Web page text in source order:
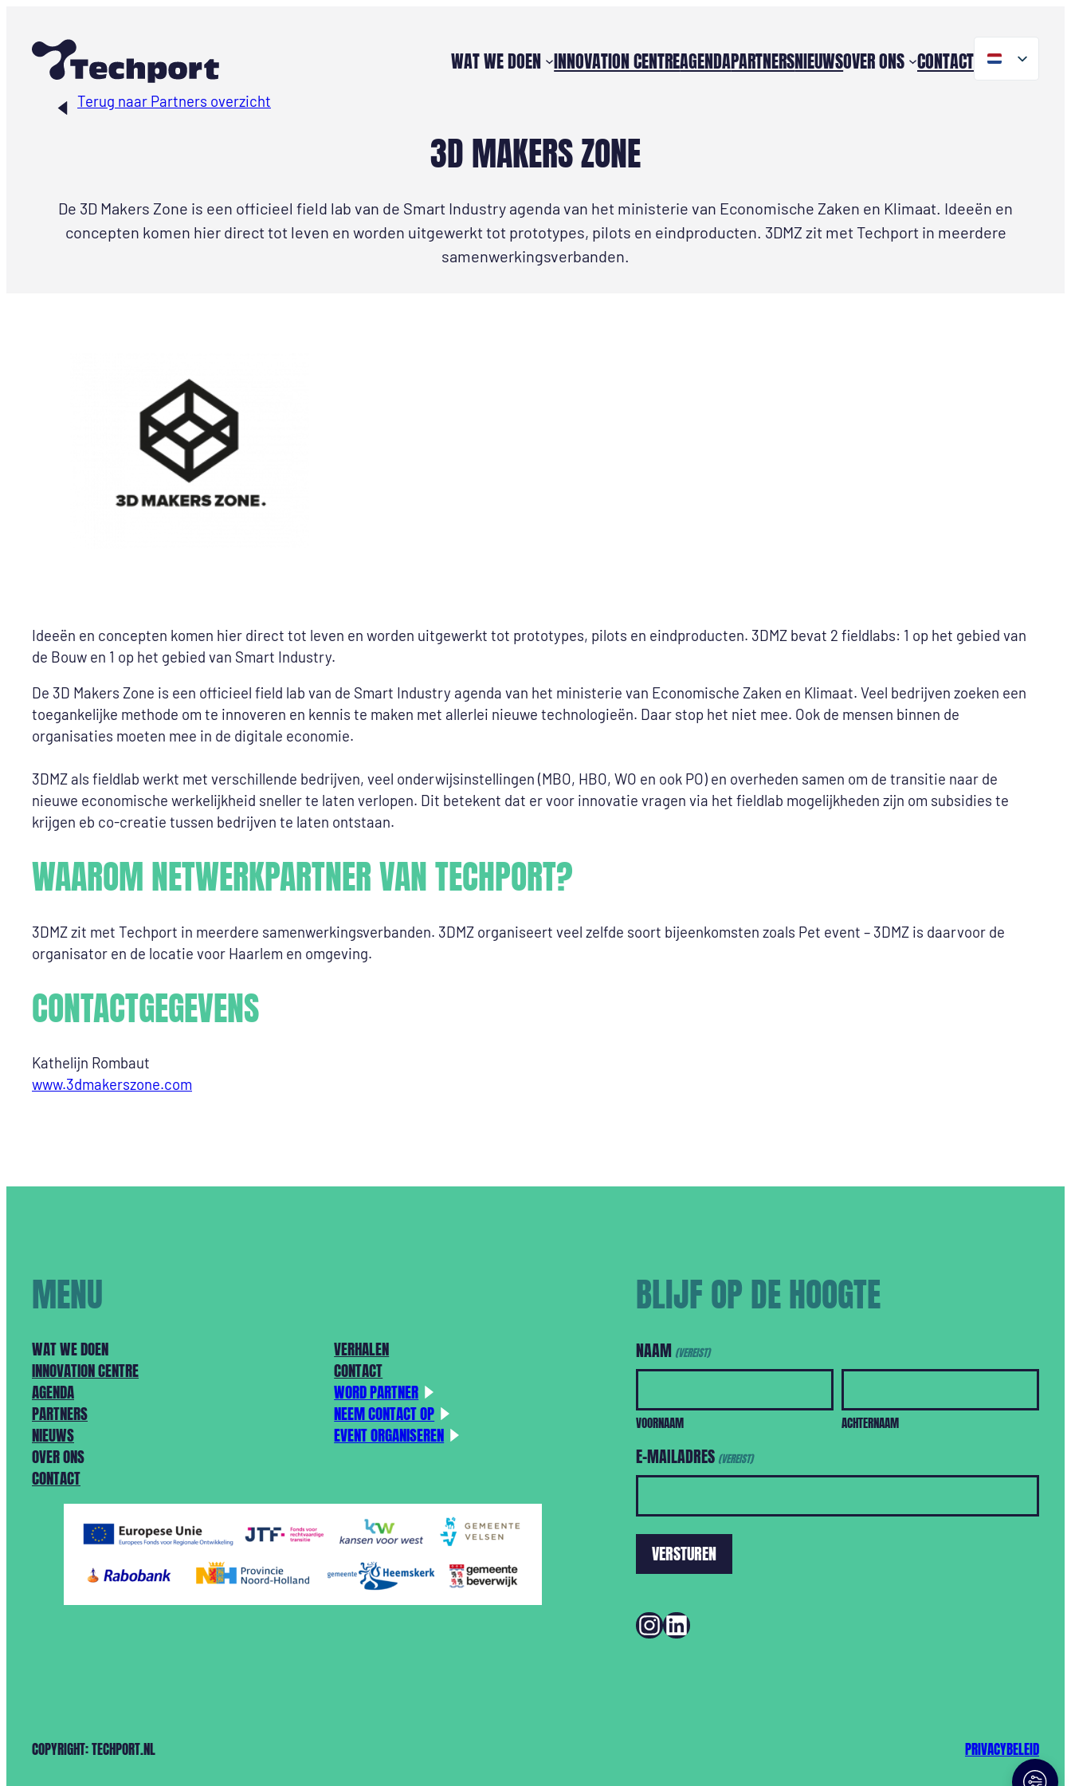
WAT WE DOEN INNOVATION CENTREAGENDAPARTNERSNIEUWSOVER ONS CONTACT
Terug naar Partners overzicht
3D MAKERS ZONE
De 3D Makers Zone is een officieel field lab van de Smart Industry agenda van het ministerie van Economische Zaken en Klimaat. Ideeën en
concepten komen hier direct tot leven en worden uitgewerkt tot prototypes, pilots en eindproducten. 3DMZ zit met Techport in meerdere
samenwerkingsverbanden.
Ideeën en concepten komen hier direct tot leven en worden uitgewerkt tot prototypes, pilots en eindproducten. 3DMZ bevat 2 fieldlabs: 1 op het gebied van
de Bouw en 1 op het gebied van Smart Industry.
De 3D Makers Zone is een officieel field lab van de Smart Industry agenda van het ministerie van Economische Zaken en Klimaat. Veel bedrijven zoeken een
toegankelijke methode om te innoveren en kennis te maken met allerlei nieuwe technologieën. Daar stop het niet mee. Ook de mensen binnen de
organisaties moeten mee in de digitale economie.
3DMZ als fieldlab werkt met verschillende bedrijven, veel onderwijsinstellingen (MBO, HBO, WO en ook PO) en overheden samen om de transitie naar de
nieuwe economische werkelijkheid sneller te laten verlopen. Dit betekent dat er voor innovatie vragen via het fieldlab mogelijkheden zijn om subsidies te
krijgen eb co-creatie tussen bedrijven te laten ontstaan.
WAAROM NETWERKPARTNER VAN TECHPORT?
3DMZ zit met Techport in meerdere samenwerkingsverbanden. 3DMZ organiseert veel zelfde soort bijeenkomsten zoals Pet event – 3DMZ is daarvoor de
organisator en de locatie voor Haarlem en omgeving.
CONTACTGEGEVENS
Kathelijn Rombaut
www.3dmakerszone.com
MENU
WAT WE DOEN
INNOVATION CENTRE
AGENDA
PARTNERS
NIEUWS
OVER ONS
CONTACT
VERHALEN
CONTACT
WORD PARTNER
NEEM CONTACT OP
EVENT ORGANISEREN
BLIJF OP DE HOOGTE
NAAM (VEREIST)
VOORNAAM ACHTERNAAM
E-MAILADRES (VEREIST)
INSTAGRAM LINKEDIN
COPYRIGHT: TECHPORT.NL PRIVACYBELEID